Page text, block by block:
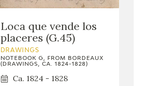
Loca que vende los
placeres (G.45)
DRAWINGS
NOTEBOOK G, FROM BORDEAUX
(DRAWINGS, CA. 1824-1828)
Ca. 1824 - 1828